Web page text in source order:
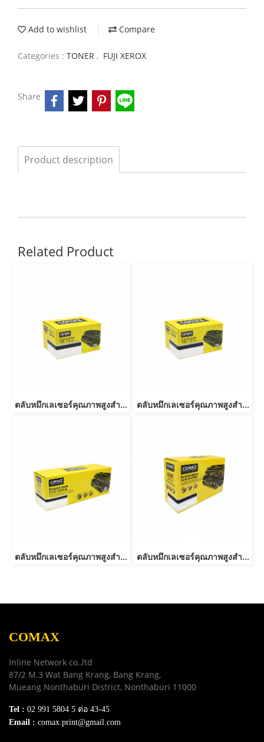
Add to wishlist Compare
Categories : TONER , FUJI XEROX
Share
Product description
Related Product
ตลับหมึกเลเซอร์คุณภาพสูงสำหรับ Fuji Xerox รุ่น P355D (CT201937) Black ตลับหมึกเลเซอร์คุณภาพสูงสำหรับ Fuji Xerox รุ่น P255 (CT201918) Black
ตลับหมึกเลเซอร์คุณภาพสูงสำหรับ Fuji Xerox รุ่น P265dw (CT202329/202330) ตลับหมึกเลเซอร์คุณภาพสูงสำหรับ Fuji Xerox รุ่น 3428 Black
COMAX
Inline Network co.,ltd
87/2 M.3 Wat Bang Krang, Bang Krang,
Mueang Nonthaburi District, Nonthaburi 11000
Tel : 02 991 5804 5 ต่อ 43-45
Email : comax.print@gmail.com